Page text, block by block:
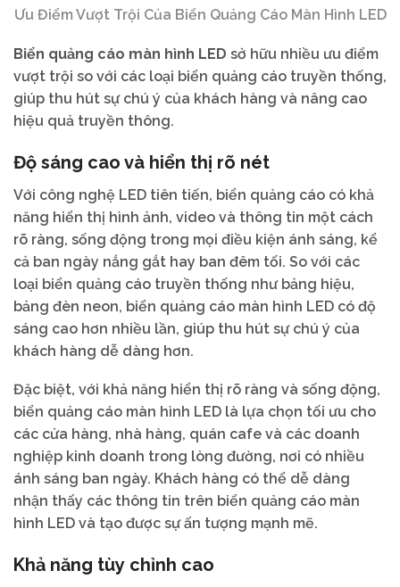
Ưu Điểm Vượt Trội Của Biển Quảng Cáo Màn Hình LED
Biển quảng cáo màn hình LED sở hữu nhiều ưu điểm
vượt trội so với các loại biển quảng cáo truyền thống,
giúp thu hút sự chú ý của khách hàng và nâng cao
hiệu quả truyền thông.
Độ sáng cao và hiển thị rõ nét
Với công nghệ LED tiên tiến, biển quảng cáo có khả
năng hiển thị hình ảnh, video và thông tin một cách
rõ ràng, sống động trong mọi điều kiện ánh sáng, kể
cả ban ngày nắng gắt hay ban đêm tối. So với các
loại biển quảng cáo truyền thống như bảng hiệu,
bảng đèn neon, biển quảng cáo màn hình LED có độ
sáng cao hơn nhiều lần, giúp thu hút sự chú ý của
khách hàng dễ dàng hơn.
Đặc biệt, với khả năng hiển thị rõ ràng và sống động,
biển quảng cáo màn hình LED là lựa chọn tối ưu cho
các cửa hàng, nhà hàng, quán cafe và các doanh
nghiệp kinh doanh trong lòng đường, nơi có nhiều
ánh sáng ban ngày. Khách hàng có thể dễ dàng
nhận thấy các thông tin trên biển quảng cáo màn
hình LED và tạo được sự ấn tượng mạnh mẽ.
Khả năng tùy chỉnh cao